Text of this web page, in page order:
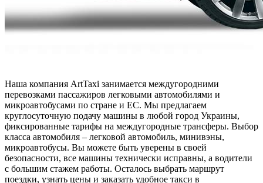
Наша компания ArtTaxi занимается междугородними
перевозками пассажиров легковыми автомобилями и
микроавтобусами по стране и ЕС. Мы предлагаем
круглосуточную подачу машины в любой город Украины,
фиксированные тарифы на междугородные трансферы. Выбор
класса автомобиля – легковой автомобиль, минивэны,
микроавтобусы. Вы можете быть уверены в своей
безопасности, все машины технически исправны, а водители
с большим стажем работы. Осталось выбрать маршрут
поездки, узнать цены и заказать удобное такси в